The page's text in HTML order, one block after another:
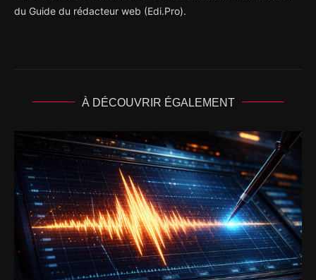
du Guide du rédacteur web (Edi.Pro).
À DÉCOUVRIR ÉGALEMENT